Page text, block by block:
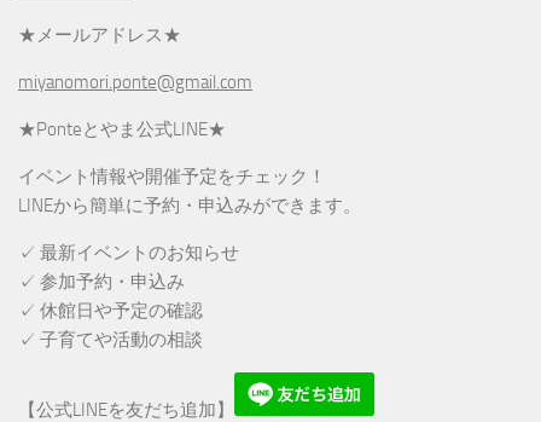
★メールアドレス★
miyanomori.ponte@gmail.com
★Ponteとやま公式LINE★
イベント情報や開催予定をチェック！
LINEから簡単に予約・申込みができます。
✓ 最新イベントのお知らせ
✓ 参加予約・申込み
✓ 休館日や予定の確認
✓ 子育てや活動の相談
【公式LINEを友だち追加】